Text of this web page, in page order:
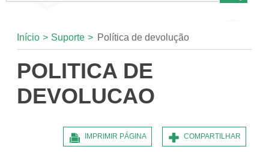
Início > Suporte > Política de devolução
POLITICA DE
DEVOLUCAO
COMPARTILHAR
IMPRIMIR PÁGINA